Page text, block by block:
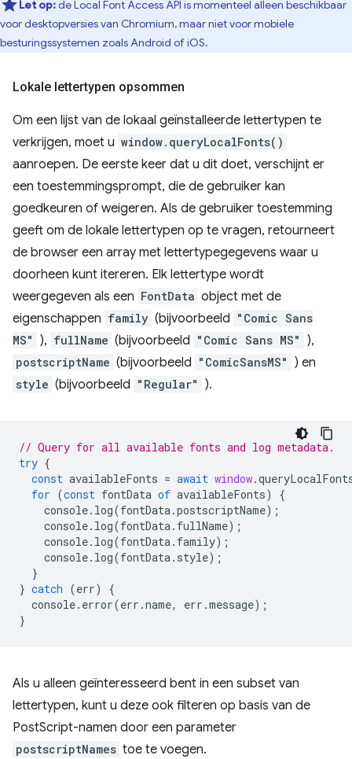
Let op:de Local Font Access API is momenteel alleen beschikbaar
voor desktopversies van Chromium, maar niet voor mobiele
besturingssystemen zoals Android of iOS.
Lokale lettertypen opsommen
Om een ​​lijst van de lokaal geïnstalleerde lettertypen te
verkrijgen, moet u window.queryLocalFonts()
aanroepen. De eerste keer dat u dit doet, verschijnt er
een toestemmingsprompt, die de gebruiker kan
goedkeuren of weigeren. Als de gebruiker toestemming
geeft om de lokale lettertypen op te vragen, retourneert
de browser een array met lettertypegegevens waar u
doorheen kunt itereren. Elk lettertype wordt
weergegeven als een FontData object met de
eigenschappen family (bijvoorbeeld "Comic Sans
MS"
), fullName (bijvoorbeeld "Comic Sans MS" ),
postscriptName (bijvoorbeeld "ComicSansMS" ) en
style (bijvoorbeeld "Regular" ).
// Query for all available fonts and log metadata.
try {
const availableFonts = await window.
for (const fontData of availableFonts)
{
console. log(fontData.postscriptName);
console. log(fontData. fullName);
console. log(fontData. family);
console. log(fontData. style);
}
} catch (err)
{
console. error(err .name, err .message);
}
Als u alleen geïnteresseerd bent in een subset van
lettertypen, kunt u deze ook filteren op basis van de
PostScript-namen door een parameter
postscriptNames toe te voegen.